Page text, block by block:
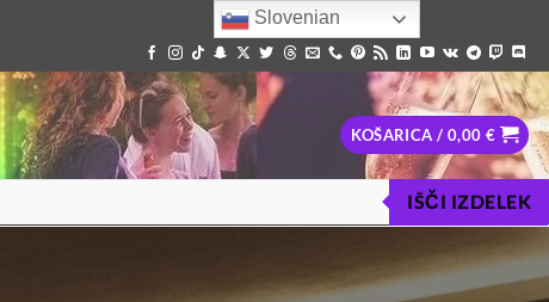
KOŠARICA / 0,00 €
IŠČI IZDELEK
Slovenian